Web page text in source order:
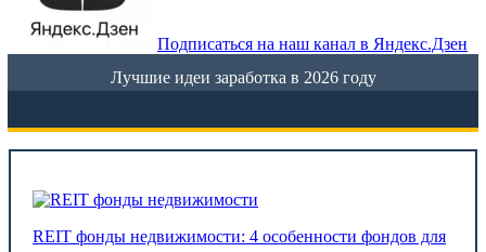
Подписаться на наш канал в Яндекс.Дзен
Лучшие идеи заработка в 2026 году
REIT фонды недвижимости: 4 особенности фондов для